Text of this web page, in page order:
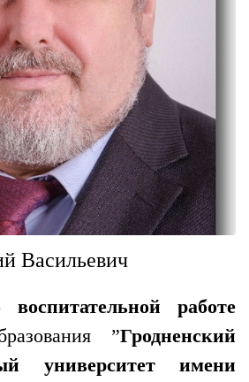
Васильевич
работе
”Гродненский
университет имени